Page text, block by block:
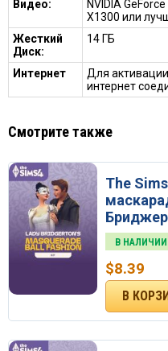
Видео:
NVIDIA
X1300 или
Жесткий
Диск:
14 ГБ
Интернет
Для
интернет
Смотрите также
The
В НАЛИЧИИ
$8.39